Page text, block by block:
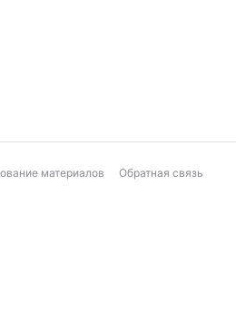
материалов Обратная связь